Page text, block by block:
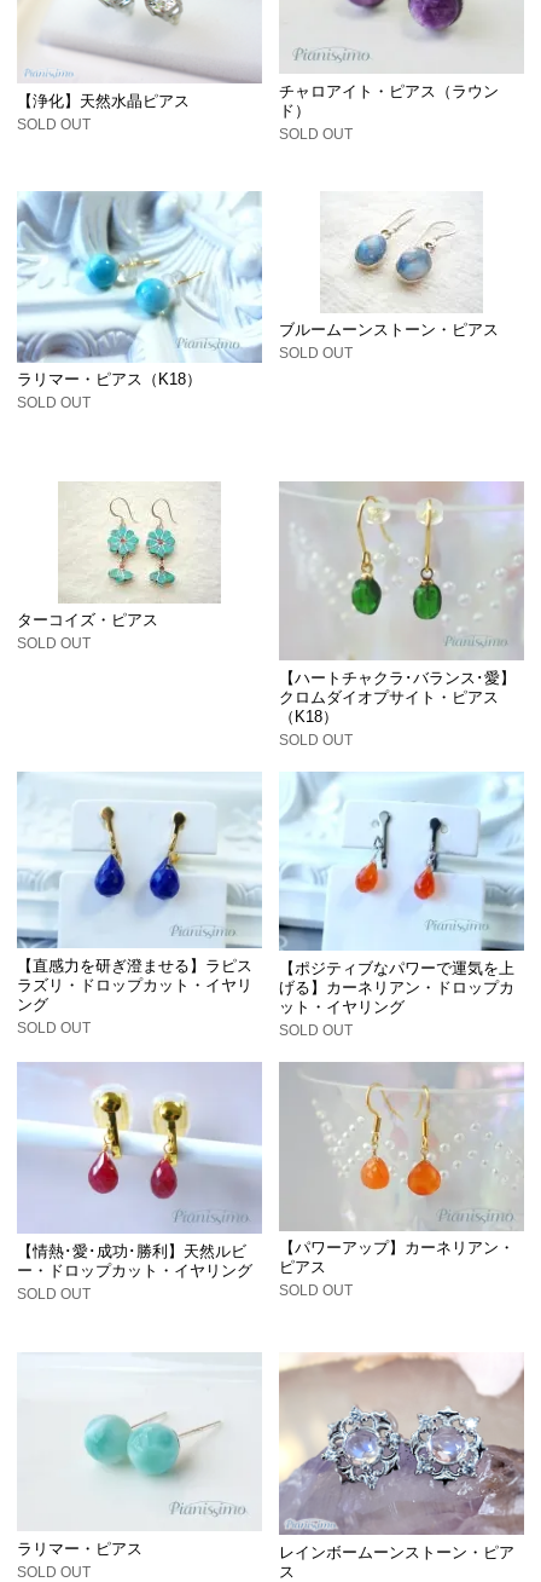
【浄化】天然水晶ピアス
SOLD OUT
チャロアイト・ピアス（ラウン
ド）
SOLD OUT
ラリマー・ピアス（K18）
SOLD OUT
ブルームーンストーン・ピアス
SOLD OUT
ターコイズ・ピアス
SOLD OUT
【ハートチャクラ･バランス･愛】
クロムダイオプサイト・ピアス
（K18）
SOLD OUT
【直感力を研ぎ澄ませる】ラピス
ラズリ・ドロップカット・イヤリ
ング
SOLD OUT
【ポジティブなパワーで運気を上
げる】カーネリアン・ドロップカ
ット・イヤリング
SOLD OUT
【情熱･愛･成功･勝利】天然ルビ
ー・ドロップカット・イヤリング
SOLD OUT
【パワーアップ】カーネリアン・
ピアス
SOLD OUT
ラリマー・ピアス
SOLD OUT
レインボームーンストーン・ピア
ス